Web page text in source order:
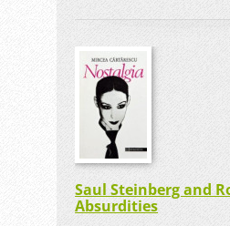
Saul Steinberg and
Absurdities